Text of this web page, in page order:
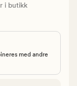
i butikk
med andre